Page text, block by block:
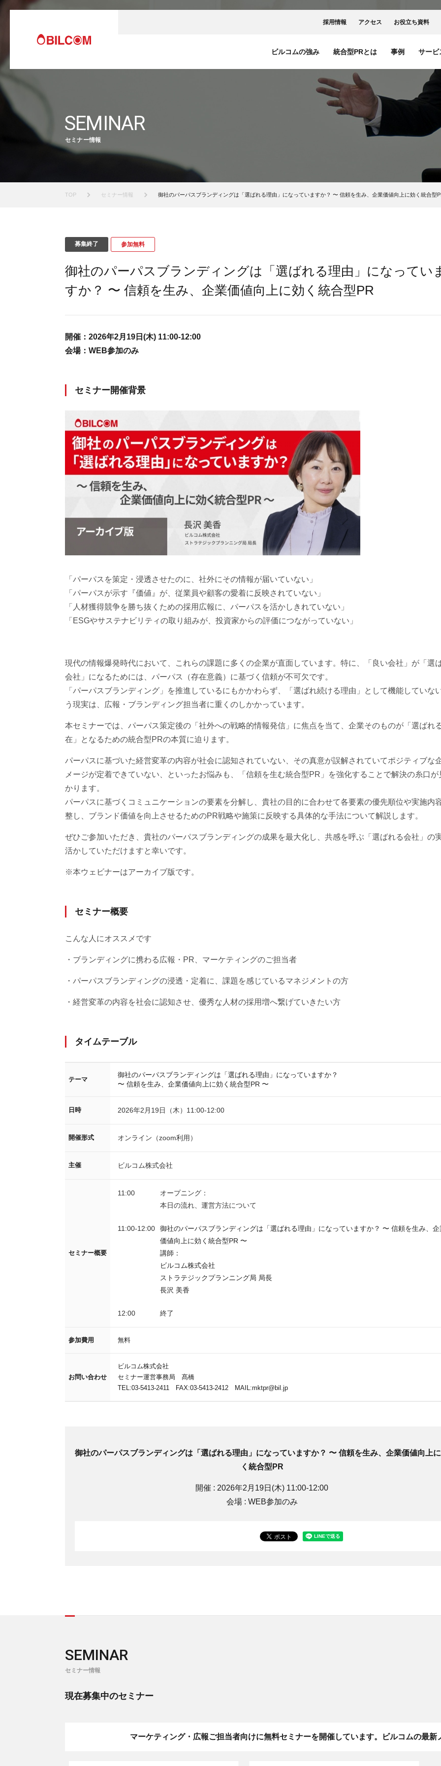
ビルコムの強み 統合型PRとは 事例 サービ
採用情報 アクセス お役立ち資料
SEMINAR
セミナー情報
TOP セミナー情報 御社のパーパスブランディングは「選ばれる理由」になっていますか？ 〜 信頼を生み、企業価値向上に効く統合型
募集終了 参加無料
御社のパーパスブランディングは「選ばれる理由」になってい
すか？ 〜 信頼を生み、企業価値向上に効く統合型PR
開催： 2026年2月19日(木) 11:00-12:00
会場： WEB参加のみ
セミナー開催背景
「パーパスを策定・浸透させたのに、社外にその情報が届いていない」
「パーパスが示す『価値』が、従業員や顧客の愛着に反映されていない」
「人材獲得競争を勝ち抜くための採用広報に、パーパスを活かしきれていない」
「ESGやサステナビリティの取り組みが、投資家からの評価につながっていない」
現代の情報爆発時代において、これらの課題に多くの企業が直面しています。特に、「良い会社」が「選
会社」になるためには、パーパス（存在意義）に基づく信頼が不可欠です。
「パーパスブランディング」を推進しているにもかかわらず、「選ばれ続ける理由」として機能していな
う現実は、広報・ブランディング担当者に重くのしかかっています。
本セミナーでは、パーパス策定後の「社外への戦略的情報発信」に焦点を当て、企業そのものが「選ばれ
在」となるための統合型PRの本質に迫ります。
パーパスに基づいた経営変革の内容が社会に認知されていない、その真意が誤解されていてポジティブな
メージが定着できていない、といったお悩みも、「信頼を生む統合型PR」を強化することで解決の糸口が
かります。
パーパスに基づくコミュニケーションの要素を分解し、貴社の目的に合わせて各要素の優先順位や実施内
整し、ブランド価値を向上させるためのPR戦略や施策に反映する具体的な手法について解説します。
ぜひご参加いただき、貴社のパーパスブランディングの成果を最大化し、共感を呼ぶ「選ばれる会社」の
活かしていただけますと幸いです。
※本ウェビナーはアーカイブ版です。
セミナー概要
こんな人にオススメです
・ブランディングに携わる広報・PR、マーケティングのご担当者
・パーパスブランディングの浸透・定着に、課題を感じているマネジメントの方
・経営変革の内容を社会に認知させ、優秀な人材の採用増へ繋げていきたい方
タイムテーブル
テーマ
御社のパーパスブランディングは「選ばれる理由」になっていますか？
〜 信頼を生み、企業価値向上に効く統合型PR 〜
日時 2026年2月19日（木）11:00-12:00
開催形式 オンライン（zoom利用）
主催 ビルコム株式会社
セミナー概要
11:00
オープニング：
本日の流れ、運営方法について
11:00-12:00
御社のパーパスブランディングは「選ばれる理由」になっていますか？ 〜 信頼を生み、企
価値向上に効く統合型PR 〜
講師：
ビルコム株式会社
ストラテジックプランニング局 局長
長沢 美香
12:00 終了
参加費用 無料
お問い合わせ
ビルコム株式会社
セミナー運営事務局 髙橋
TEL:03-5413-2411 FAX:03-5413-2412 MAIL:mktpr@bil.jp
御社のパーパスブランディングは「選ばれる理由」になっていますか？ 〜 信頼を生み、企業価値向上
く統合型PR
開催 : 2026年2月19日(木) 11:00-12:00
会場 : WEB参加のみ
SEMINAR
セミナー情報
現在募集中のセミナー
マーケティング・広報ご担当者向けに無料セミナーを開催しています。ビルコムの最新